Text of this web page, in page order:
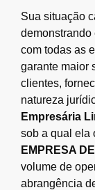
Sua situação
demonstrando
com todas as
garante maior
clientes,
natureza
Empresária
sob a qual ela
EMPRESA
volume de
abrangência